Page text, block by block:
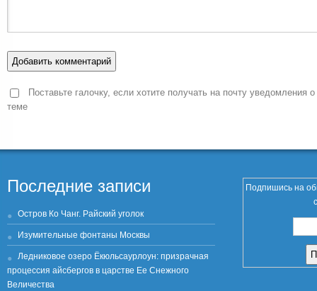
Поставьте галочку, если хотите получать на почту уведомления
теме
Последние записи
Остров Ко Чанг. Райский уголок
Изумительные фонтаны Москвы
Ледниковое озеро Ёкюльсаурлоун: призрачная
процессия айсбергов в царстве Ее Снежного
Величества
Подпишись на